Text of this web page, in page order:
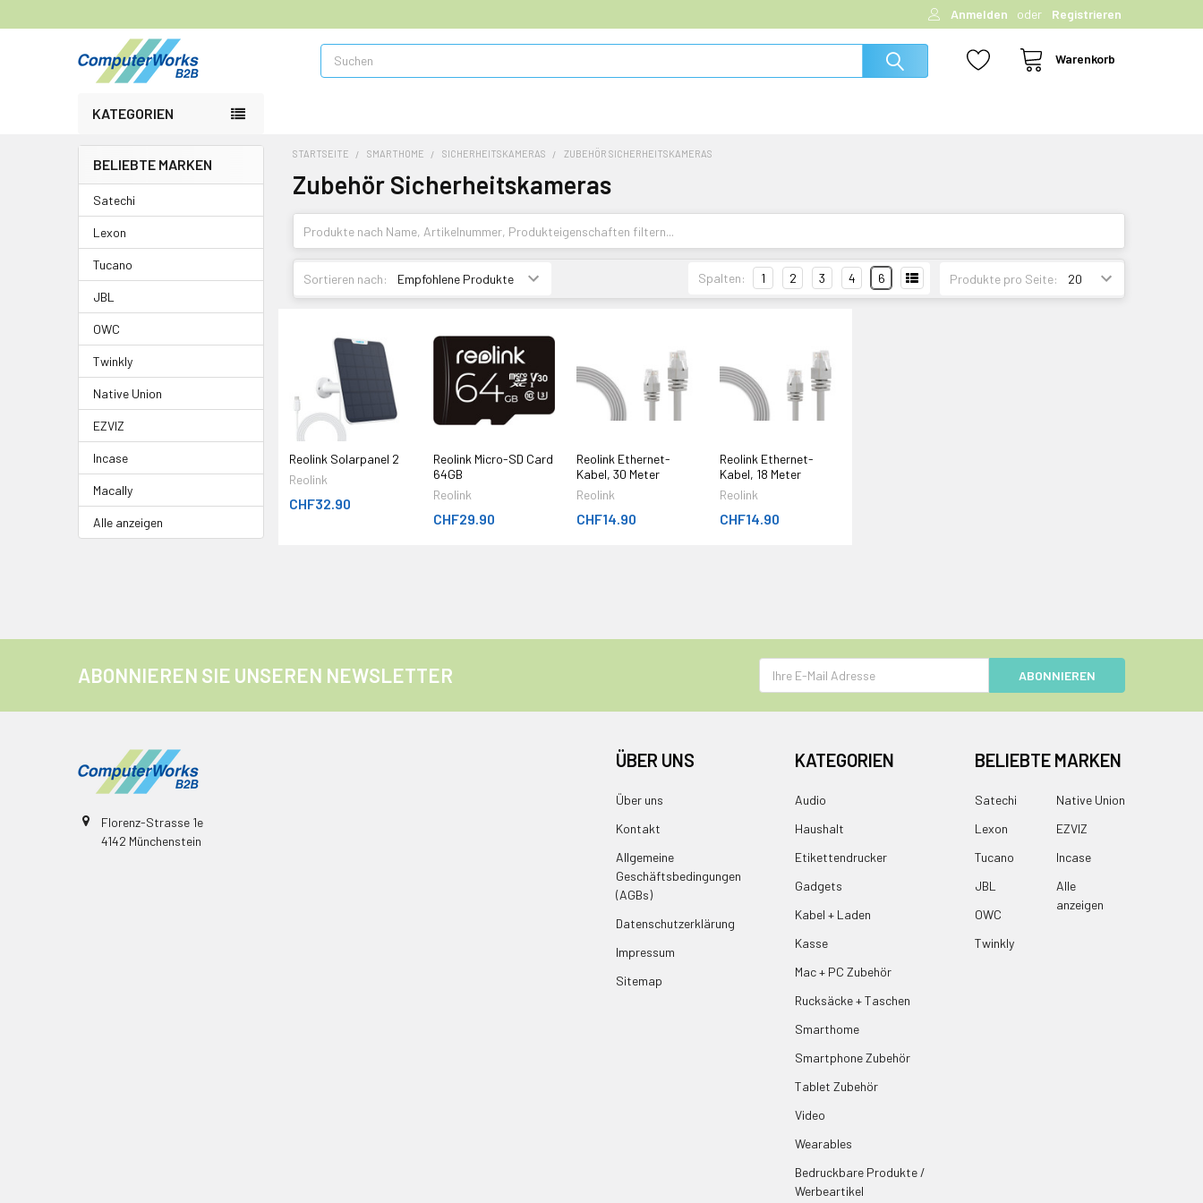
Anmelden oder Registrieren
Warenkorb
Suchen
KATEGORIEN
BELIEBTE MARKEN
Satechi
Lexon
Tucano
JBL
OWC
Twinkly
Native Union
EZVIZ
Incase
Macally
Alle anzeigen
STARTSEITE SMARTHOME SICHERHEITSKAMERAS ZUBEHÖR SICHERHEITSKAMERAS
Zubehör Sicherheitskameras
Sortieren nach: Produkte pro Seite:
Spalten: 1 2 3 4 6
Reolink Solarpanel 2
Reolink
CHF32.90
Reolink Micro-SD Card
64GB
Reolink
CHF29.90
Reolink Ethernet-
Kabel, 30 Meter
Reolink
CHF14.90
Reolink Ethernet-
Kabel, 18 Meter
Reolink
CHF14.90
ABONNIEREN SIE UNSEREN NEWSLETTER
Florenz-Strasse 1e
4142 Münchenstein
ÜBER UNS
Über uns
Kontakt
Allgemeine
Geschäftsbedingungen
(AGBs)
Datenschutzerklärung
Impressum
Sitemap
KATEGORIEN
Audio
Haushalt
Etikettendrucker
Gadgets
Kabel + Laden
Kasse
Mac + PC Zubehör
Rucksäcke + Taschen
Smarthome
Smartphone Zubehör
Tablet Zubehör
Video
Wearables
Bedruckbare Produkte /
Werbeartikel
BELIEBTE MARKEN
Satechi
Lexon
Tucano
JBL
OWC
Twinkly
Native Union
EZVIZ
Incase
Alle
anzeigen